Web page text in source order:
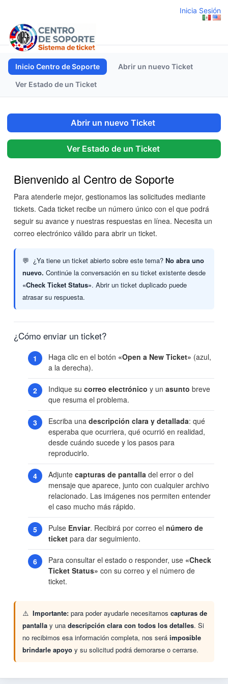
Inicia Sesión
Inicio Centro de Soporte Abrir un nuevo Ticket
Ver Estado de un Ticket
Abrir un nuevo Ticket
Ver Estado de un Ticket
Bienvenido al Centro de Soporte
Para atenderle mejor, gestionamos las solicitudes mediante
tickets. Cada ticket recibe un número único con el que podrá
seguir su avance y nuestras respuestas en línea. Necesita un
correo electrónico válido para abrir un ticket.
¿Ya tiene un ticket abierto sobre este tema? No abra uno
nuevo. Continúe la conversación en su ticket existente desde
«Check Ticket Status». Abrir un ticket duplicado puede
atrasar su respuesta.
¿Cómo enviar un ticket?
Haga clic en el botón «Open a New Ticket» (azul,
a la derecha).
Indique su correo electrónico y un asunto breve
que resuma el problema.
Escriba una descripción clara y detallada: qué
esperaba que ocurriera, qué ocurrió en realidad,
desde cuándo sucede y los pasos para
reproducirlo.
Adjunte capturas de pantalla del error o del
mensaje que aparece, junto con cualquier archivo
relacionado. Las imágenes nos permiten entender
el caso mucho más rápido.
Pulse Enviar. Recibirá por correo el número de
ticketpara dar seguimiento.
Para consultar el estado o responder, use «Check
Ticket Status» con su correo y el número de
ticket.
Importante:para poder ayudarle necesitamos capturas de
pantallay una descripción clara con todos los detalles. Si
no recibimos esa información completa, nos será imposible
brindarle apoyoy su solicitud podrá demorarse o cerrarse.